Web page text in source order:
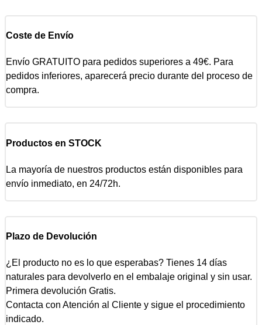
Coste de Envío
Envío GRATUITO para pedidos superiores a 49€. Para
pedidos inferiores, aparecerá precio durante del proceso de
compra.
Productos en STOCK
La mayoría de nuestros productos están disponibles para
envío inmediato, en 24/72h.
Plazo de Devolución
¿El producto no es lo que esperabas? Tienes 14 días
naturales para devolverlo en el embalaje original y sin usar.
Primera devolución Gratis.
Contacta con Atención al Cliente y sigue el procedimiento
indicado.